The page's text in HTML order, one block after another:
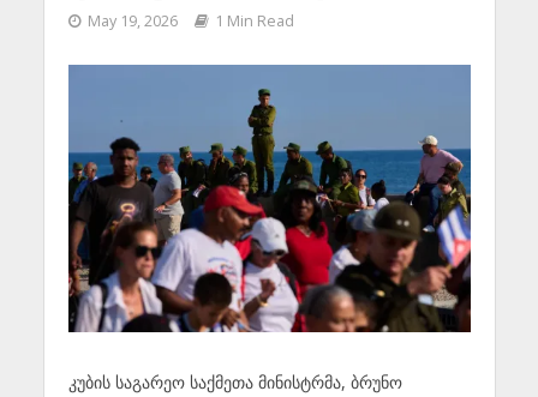
May 19, 2026 1 Min Read
კუბის საგარეო საქმეთა მინისტრმა, ბრუნო